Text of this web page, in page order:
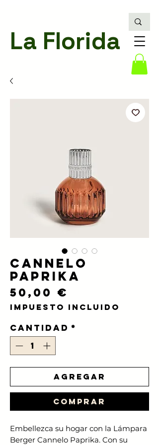
La Florida
Cannelo
Paprika
50,00 €
Impuesto incluido
Cantidad *
Agregar
Comprar
Embellezca su hogar con la Lámpara
Berger Cannelo Paprika. Con su